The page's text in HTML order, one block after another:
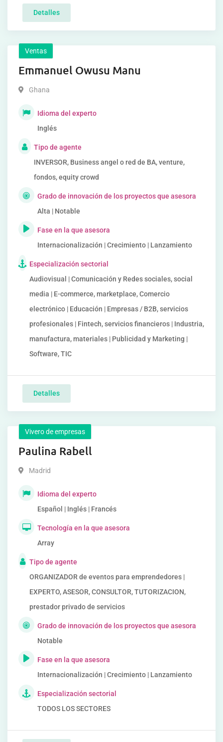
Detalles
Ventas
Emmanuel Owusu Manu
Ghana
Idioma del experto
Inglés
Tipo de agente
INVERSOR, Business angel o red de BA, venture,
fondos, equity crowd
Grado de innovación de los proyectos que asesora
Alta | Notable
Fase en la que asesora
Internacionalización | Crecimiento | Lanzamiento
Especialización sectorial
Audiovisual | Comunicación y Redes sociales, social
media | E-commerce, marketplace, Comercio
electrónico | Educación | Empresas / B2B, servicios
profesionales | Fintech, servicios financieros | Industria,
manufactura, materiales | Publicidad y Marketing |
Software, TIC
Detalles
Vivero de empresas
Paulina Rabell
Madrid
Idioma del experto
Español | Inglés | Francés
Tecnología en la que asesora
Array
Tipo de agente
ORGANIZADOR de eventos para emprendedores |
EXPERTO, ASESOR, CONSULTOR, TUTORIZACION,
prestador privado de servicios
Grado de innovación de los proyectos que asesora
Notable
Fase en la que asesora
Internacionalización | Crecimiento | Lanzamiento
Especialización sectorial
TODOS LOS SECTORES